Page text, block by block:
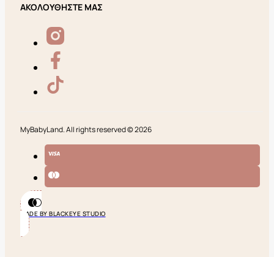
ΑΚΟΛΟΥΘΗΣΤΕ ΜΑΣ
MyBabyLand. All rights reserved © 2026
MADE BY BLACKEYE STUDIO